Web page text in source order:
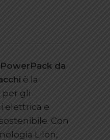
da
è la
per gli
elettrica e
Con
LiIon,